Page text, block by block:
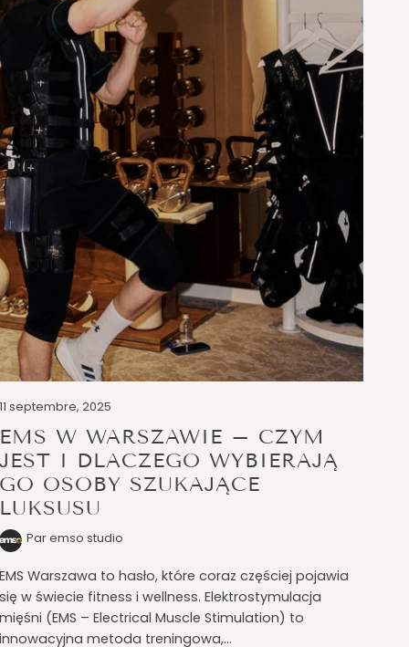
11 septembre, 2025
EMS W WARSZAWIE – CZYM
JEST I DLACZEGO WYBIERAJĄ
GO OSOBY SZUKAJĄCE
LUKSUSU
Par emso studio
EMS Warszawa to hasło, które coraz częściej pojawia
się w świecie fitness i wellness. Elektrostymulacja
mięśni (EMS – Electrical Muscle Stimulation) to
innowacyjna metoda treningowa,...